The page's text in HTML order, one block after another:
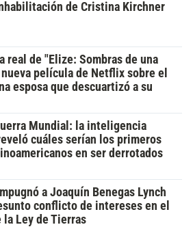
de Cristina Kirchner
real de "Elize: Sombras de una
película de Netflix sobre el
esposa que descuartizó a su
Mundial: la inteligencia
cuáles serían los primeros
en ser derrotados
a Joaquín Benegas Lynch
conflicto de intereses en el
la Ley de Tierras